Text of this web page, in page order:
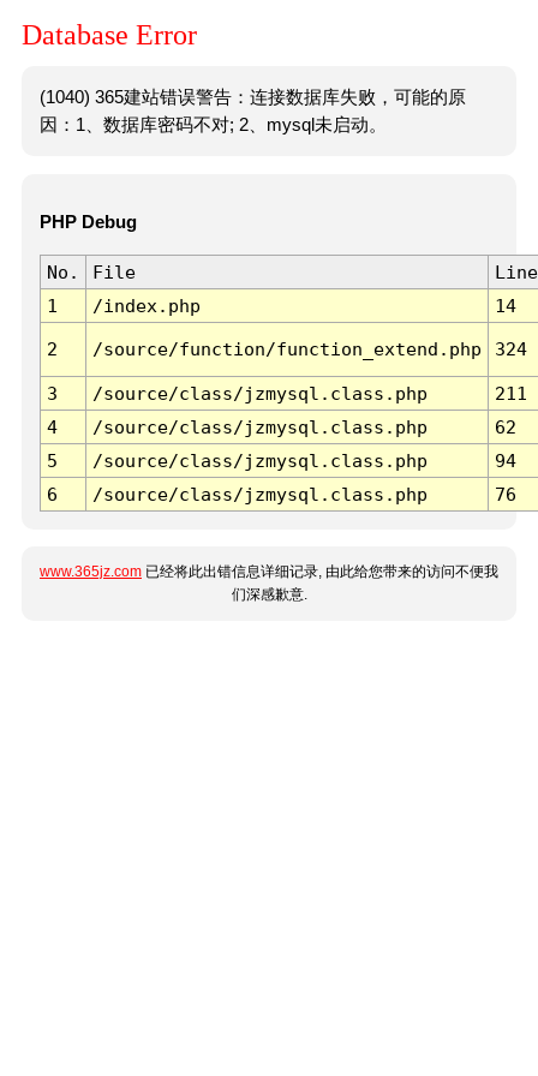
Database Error
(1040) 365建站错误警告：连接数据库失败，可能的原
因：1、数据库密码不对; 2、mysql未启动。
PHP Debug
No. File
Line
1
/index.php 14
2 /source/function/function_extend.php 324
3 /source/class/jzmysql.class.php
211
4
/source/class/jzmysql.class.php
62
5
/source/class/jzmysql.class.php
94
6
/source/class/jzmysql.class.php 76
www.365jz.com 已经将此出错信息详细记录, 由此给您带来的访问不便我
们深感歉意.